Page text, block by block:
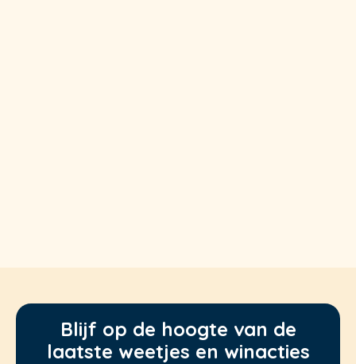
Blijf op de hoogte van de
laatste weetjes en winacties